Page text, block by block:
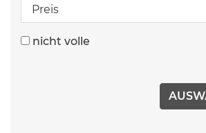
Preis
nicht volle